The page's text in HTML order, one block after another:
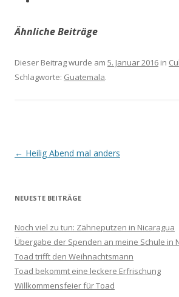
Ähnliche Beiträge
Dieser Beitrag wurde am 5. Januar 2016 in
Schlagworte: Guatemala.
Beitrags-
← Heilig Abend mal anders
NEUESTE BEITRÄGE
Noch viel zu tun: Zähneputzen in Nicaragua
Übergabe der Spenden an meine Schule in
Toad trifft den Weihnachtsmann
Toad bekommt eine leckere Erfrischung
Willkommensfeier für Toad